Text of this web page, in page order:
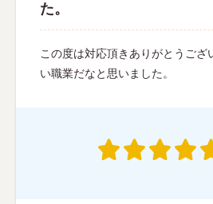
た。
この度は対応頂きありがとうござ
い職業だなと思いました。